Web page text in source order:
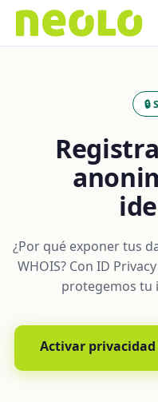
🔒
¿Por qué exponer tus
WHOIS? Con ID
protegemos tu
Activar privacidad